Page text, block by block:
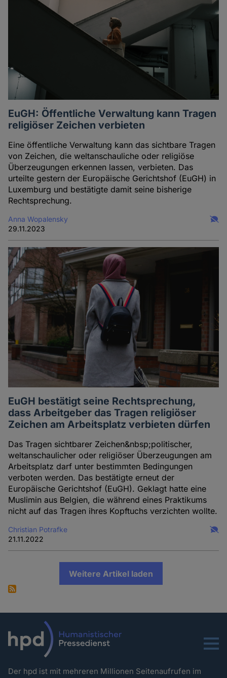
EuGH: Öffentliche Verwaltung kann Tragen
religiöser Zeichen verbieten
Eine öffentliche Verwaltung kann das sichtbare Tragen
von Zeichen, die weltanschauliche oder religiöse
Überzeugungen erkennen lassen, verbieten. Das
urteilte gestern der Europäische Gerichtshof (EuGH) in
Luxemburg und bestätigte damit seine bisherige
Rechtsprechung.
Anna Wopalensky
29.11.2023
EuGH bestätigt seine Rechtsprechung,
dass Arbeitgeber das Tragen religiöser
Zeichen am Arbeitsplatz verbieten dürfen
Das Tragen sichtbarer Zeichen&nbsp;politischer,
weltanschaulicher oder religiöser Überzeugungen am
Arbeitsplatz darf unter bestimmten Bedingungen
verboten werden. Das bestätigte erneut der
Europäische Gerichtshof (EuGH). Geklagt hatte eine
Muslimin aus Belgien, die während eines Praktikums
nicht auf das Tragen ihres Kopftuchs verzichten wollte.
Christian Potrafke
21.11.2022
Weitere Artikel laden
Menu
Der hpd ist mit mehreren Millionen Seitenaufrufen im